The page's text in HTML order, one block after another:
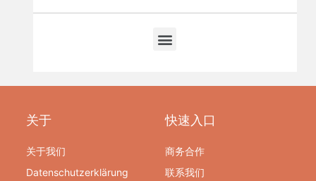
关于
关于我们
Datenschutzerklärung
快速入口
商务合作
联系我们